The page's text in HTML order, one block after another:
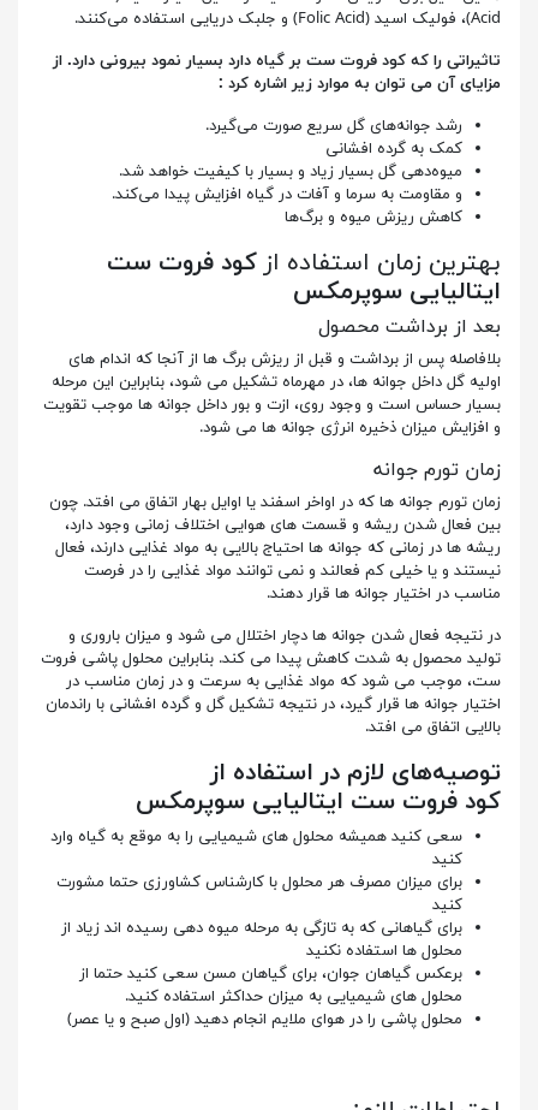
Acid)، فولیک اسید (Folic Acid) و جلبک دریایی استفاده می‌کنند.
تاثیراتی را که کود فروت ست بر گیاه دارد بسیار نمود بیرونی دارد. از
مزایای آن می توان به موارد زیر اشاره کرد :
رشد جوانه‌های گل سریع صورت می‌گیرد.
کمک به گرده افشانی
میوه‌دهی گل بسیار زیاد و بسیار با کیفیت خواهد شد.
و مقاومت به سرما و آفات در گیاه افزایش پیدا می‌کند.
کاهش ریزش میوه و برگ‌ها
بهترین زمان استفاده از کود فروت ست
ایتالیایی سوپرمکس
بعد از برداشت محصول
بلافاصله پس از برداشت و قبل از ریزش برگ ها از آنجا که اندام های
اولیه گل داخل جوانه ها، در مهرماه تشکیل می شود، بنابراین این مرحله
بسیار حساس است و وجود روی، ازت و بور داخل جوانه ها موجب تقویت
و افزایش میزان ذخیره انرژی جوانه ها می شود.
زمان تورم جوانه
زمان تورم جوانه ها که در اواخر اسفند یا اوایل بهار اتفاق می افتد. چون
بین فعال شدن ریشه و قسمت های هوایی اختلاف زمانی وجود دارد،
ریشه ها در زمانی که جوانه ها احتیاج بالایی به مواد غذایی دارند، فعال
نیستند و یا خیلی کم فعالند و نمی توانند مواد غذایی را در فرصت
مناسب در اختیار جوانه ها قرار دهند.
در نتیجه فعال شدن جوانه ها دچار اختلال می شود و میزان باروری و
تولید محصول به شدت کاهش پیدا می کند. بنابراین محلول پاشی فروت
ست، موجب می شود که مواد غذایی به سرعت و در زمان مناسب در
اختیار جوانه ها قرار گیرد، در نتیجه تشکیل گل و گرده افشانی با راندمان
بالایی اتفاق می افتد.
توصیه‌های لازم در استفاده از
کود فروت ست ایتالیایی سوپرمکس
سعی کنید همیشه محلول های شیمیایی را به موقع به گیاه وارد
کنید
برای میزان مصرف هر محلول با کارشناس کشاورزی حتما مشورت
کنید
برای گیاهانی که به تازگی به مرحله میوه دهی رسیده اند زیاد از
محلول ها استفاده نکنید
برعکس گیاهان جوان، برای گیاهان مسن سعی کنید حتما از
محلول های شیمیایی به میزان حداکثر استفاده کنید.
محلول پاشی را در هوای ملایم انجام دهید (اول صبح و یا عصر)